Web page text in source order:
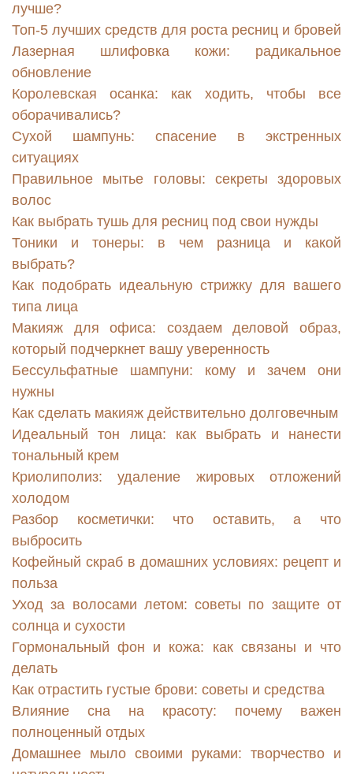
лучше?
Топ-5 лучших средств для роста ресниц и бровей
Лазерная шлифовка кожи: радикальное
обновление
Королевская осанка: как ходить, чтобы все
оборачивались?
Сухой шампунь: спасение в экстренных
ситуациях
Правильное мытье головы: секреты здоровых
волос
Как выбрать тушь для ресниц под свои нужды
Тоники и тонеры: в чем разница и какой
выбрать?
Как подобрать идеальную стрижку для вашего
типа лица
Макияж для офиса: создаем деловой образ,
который подчеркнет вашу уверенность
Бессульфатные шампуни: кому и зачем они
нужны
Как сделать макияж действительно долговечным
Идеальный тон лица: как выбрать и нанести
тональный крем
Криолиполиз: удаление жировых отложений
холодом
Разбор косметички: что оставить, а что
выбросить
Кофейный скраб в домашних условиях: рецепт и
польза
Уход за волосами летом: советы по защите от
солнца и сухости
Гормональный фон и кожа: как связаны и что
делать
Как отрастить густые брови: советы и средства
Влияние сна на красоту: почему важен
полноценный отдых
Домашнее мыло своими руками: творчество и